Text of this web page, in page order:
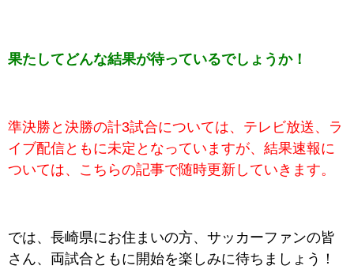
果たしてどんな結果が待っているでしょうか！
準決勝と決勝の計3試合については、テレビ放送、ラ
イブ配信ともに未定となっていますが、結果速報に
ついては、こちらの記事で随時更新していきます。
では、長崎県にお住まいの方、サッカーファンの皆
さん、両試合ともに開始を楽しみに待ちましょう！